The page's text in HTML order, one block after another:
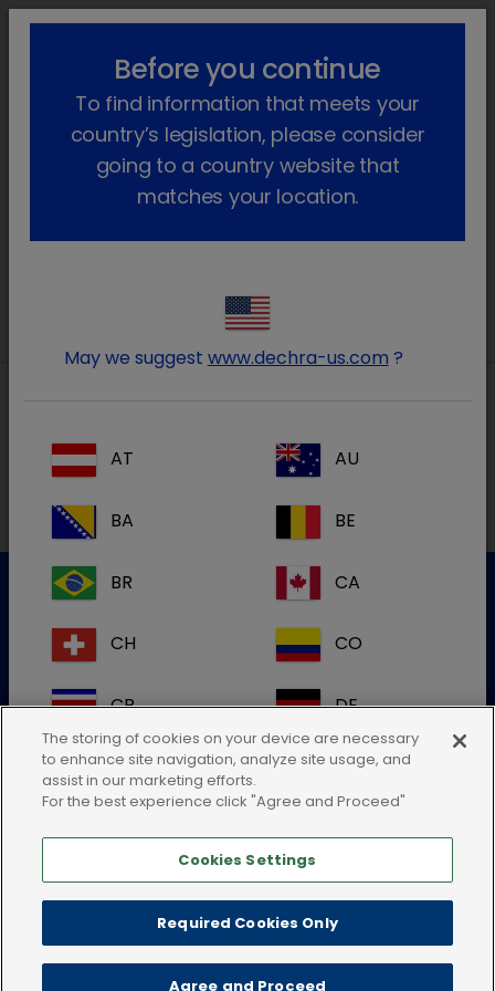
lock_outline search menu
Produtos
Farmacêutico
Farmacêutico
Morada local na Ibéria
Apoio ao cliente
de apoio ao cliente
Submeter uma consulta técnica
ou ligue:+34935448507
Política de privacidade Condições de uso
Before you continue
To find information that meets your
country’s legislation, please consider
going to a country website that
matches your location.
May we suggest www.dechra-us.com ?
AT AU
BA BE
BR CA
CH CO
CR DE
DK ES
GB HR
IE IT
The storing of cookies on your device are necessary
to enhance site navigation, analyze site usage, and
assist in our marketing efforts.
For the best experience click "Agree and Proceed"
Cookies Settings
Required Cookies Only
Agree and Proceed